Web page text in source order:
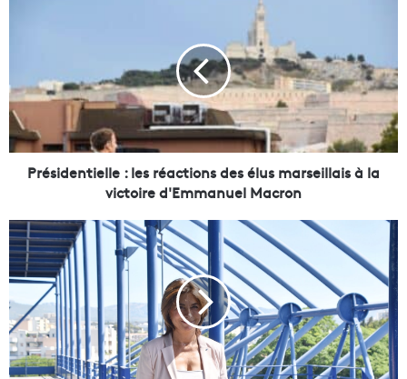
d
e
n
t
l
e
:
l
e
s
r
é
Présidentielle : les réactions des élus marseillais à la
victoire d'Emmanuel Macron
P
r
é
s
i
d
e
n